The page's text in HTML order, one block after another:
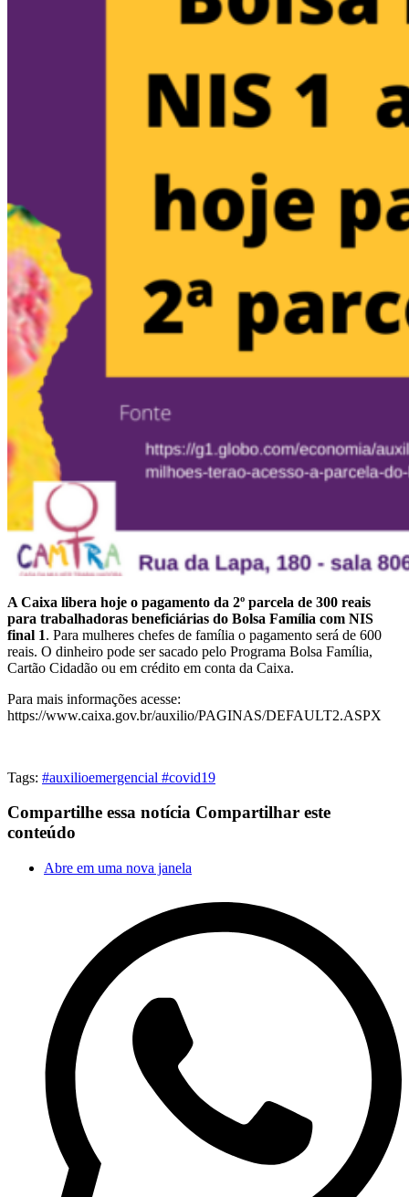
A Caixa libera hoje o pagamento da 2º parcela de 300 reais
para trabalhadoras beneficiárias do Bolsa Família com NIS
final 1. Para mulheres chefes de família o pagamento será de 600
reais. O dinheiro pode ser sacado pelo Programa Bolsa Família,
Cartão Cidadão ou em crédito em conta da Caixa.
Para mais informações acesse:
https://www.caixa.gov.br/auxilio/PAGINAS/DEFAULT2.ASPX
Tags: #auxilioemergencial #covid19
Compartilhe essa notícia Compartilhar este
conteúdo
Abre em uma nova janela